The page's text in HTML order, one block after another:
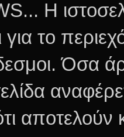
Η
το
Όσα